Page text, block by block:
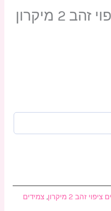
2 מיקרון
זהב 2 מיקרון ,צמידים